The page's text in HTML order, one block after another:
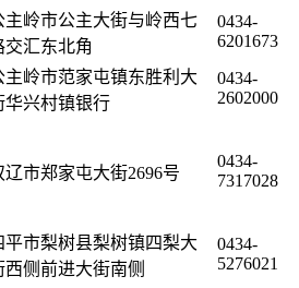
主岭市公主大街与岭西七
交汇东北角
0434-
6201673
主岭市范家屯镇东胜利大
华兴村镇银行
0434-
2602000
辽市郑家屯大街2696号
0434-
7317028
平市梨树县梨树镇四梨大
西侧前进大街南侧
0434-
5276021